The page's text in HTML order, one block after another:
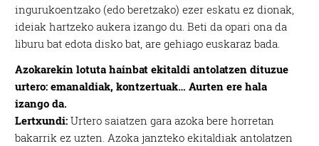
ingurukoentzako (edo beretzako) ezer eskatu ez dionak,
ideiak hartzeko aukera izango du. Beti da opari ona da
liburu bat edota disko bat, are gehiago euskaraz bada.
Azokarekin lotuta hainbat ekitaldi antolatzen dituzue
urtero: emanaldiak, kontzertuak… Aurten ere hala
izango da.
Lertxundi: Urtero saiatzen gara azoka bere horretan
bakarrik ez uzten. Azoka janzteko ekitaldiak antolatzen